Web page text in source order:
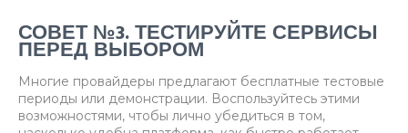
СОВЕТ №3. ТЕСТИРУЙТЕ СЕРВИСЫ
ПЕРЕД ВЫБОРОМ
Многие провайдеры предлагают бесплатные тестовые
периоды или демонстрации. Воспользуйтесь этими
возможностями, чтобы лично убедиться в том,